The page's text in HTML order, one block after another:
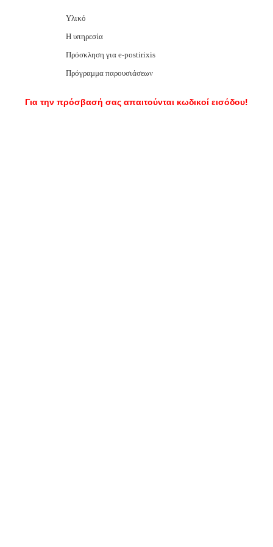
Υλικό
Η υπηρεσία
Πρόσκληση για e-postirixis
Πρόγραμμα παρουσιάσεων
Για την πρόσβασή σας απαιτούνται κωδικοί εισόδου!